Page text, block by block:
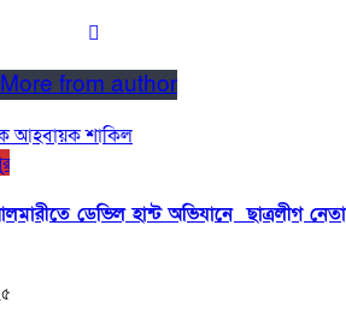
More from author
ডেভিল হান্ট অভিযানে ছাত্রলীগ নেতা